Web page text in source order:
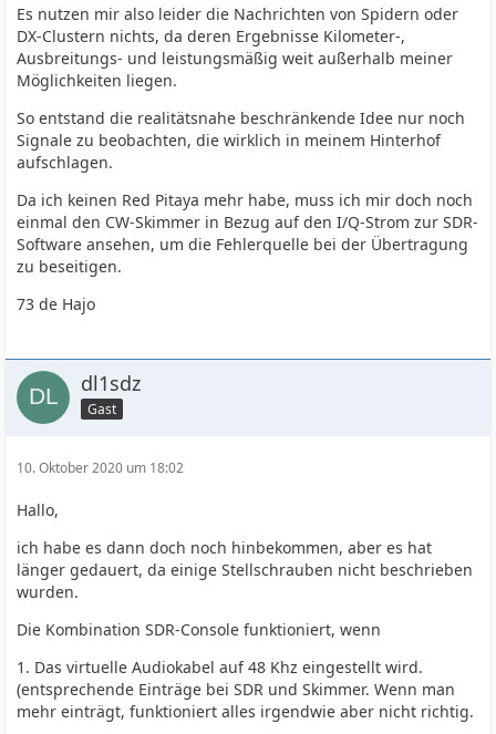
Es nutzen mir also leider die Nachrichten von Spidern oder
DX-Clustern nichts, da deren Ergebnisse Kilometer-,
Ausbreitungs- und leistungsmäßig weit außerhalb meiner
Möglichkeiten liegen.
So entstand die realitätsnahe beschränkende Idee nur noch
Signale zu beobachten, die wirklich in meinem Hinterhof
aufschlagen.
Da ich keinen Red Pitaya mehr habe, muss ich mir doch noch
einmal den CW-Skimmer in Bezug auf den I/Q-Strom zur SDR-
Software ansehen, um die Fehlerquelle bei der Übertragung
zu beseitigen.
73 de Hajo
dl1sdz
Gast
10. Oktober 2020 um 18:02
Hallo,
ich habe es dann doch noch hinbekommen, aber es hat
länger gedauert, da einige Stellschrauben nicht beschrieben
wurden.
Die Kombination SDR-Console funktioniert, wenn
1. Das virtuelle Audiokabel auf 48 Khz eingestellt wird.
(entsprechende Einträge bei SDR und Skimmer. Wenn man
mehr einträgt, funktioniert alles irgendwie aber nicht richtig.